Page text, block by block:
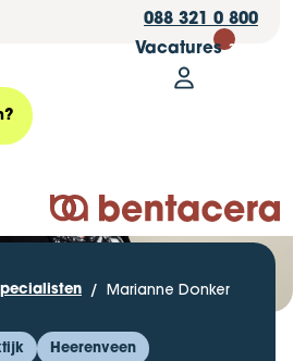
088 321 0 800
Vacatures 30
Mijn
Logo Bentacera
Marianne Donker
Heerenveen